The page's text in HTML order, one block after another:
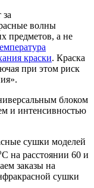
волны
предметов, а не
краски. Краска
при этом риск
блоком
и интенсивностью
сушки моделей
С на расстоянии 60 и
заказы на
сушки